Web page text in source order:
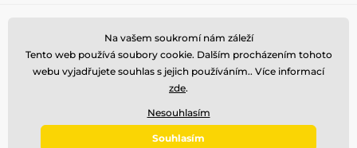
Terms and Conditions
shipping and payment
Arms
Rifle scopes
Ammunitions
Accessories
Metal Detectors
Na vašem soukromí nám záleží
Tento web používá soubory cookie. Dalším procházením tohoto
webu vyjadřujete souhlas s jejich používáním.. Více informací
zde.
Nesouhlasím
Souhlasím